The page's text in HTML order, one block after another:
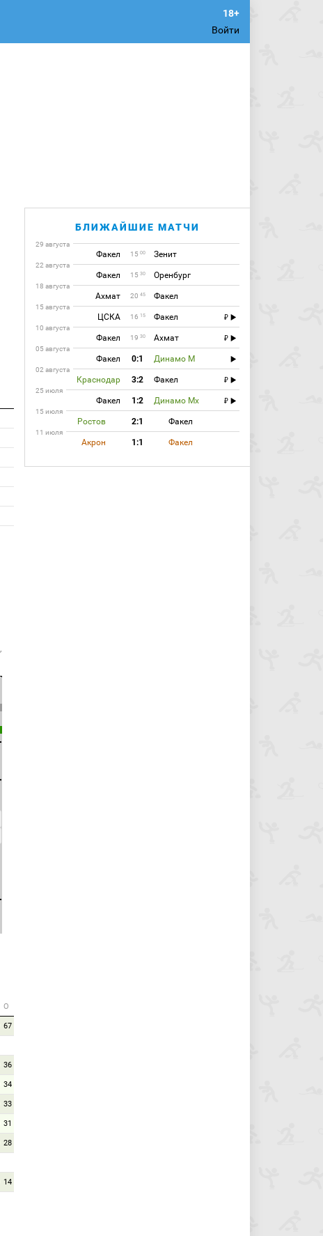
Войти
О
67
36
34
33
31
28
14
БЛИЖАЙШИЕ МАТЧИ
29 августа
Факел 15 00 Зенит
22 августа
Факел 15 30 Оренбург
18 августа
Ахмат 20 45 Факел
15 августа
ЦСКА 16 15 Факел
10 августа
Факел 19 30 Ахмат
05 августа
Факел 0:1 Динамо М
02 августа
Краснодар 3:2 Факел
25 июля
Факел 1:2 Динамо Мх
15 июля
Ростов 2:1 Факел
11 июля
Акрон 1:1 Факел